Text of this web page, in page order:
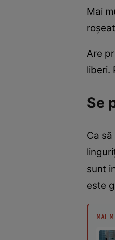
Mai
Are
liberi.
Se
Ca
sunt
este
MAI